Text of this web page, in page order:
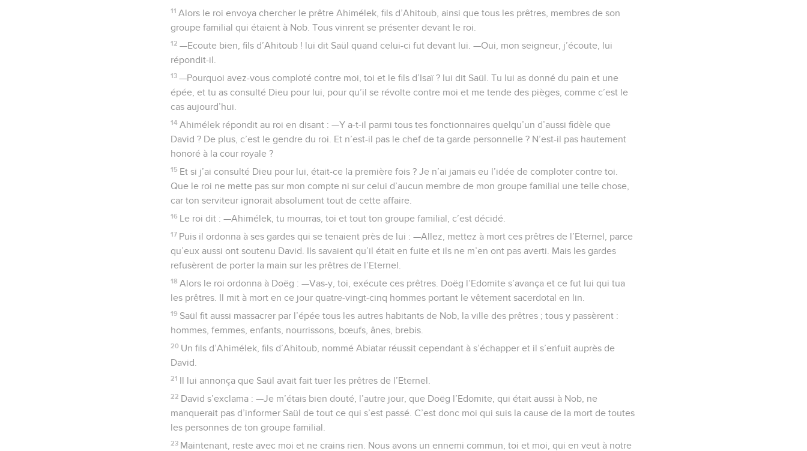
11 Alors le roi envoya chercher le prêtre Ahimélek, fils d’Ahitoub, ainsi que tous les prêtres, membres de son
groupe familial qui étaient à Nob. Tous vinrent se présenter devant le roi.
12 —Ecoute bien, fils d’Ahitoub ! lui dit Saül quand celui-ci fut devant lui. —Oui, mon seigneur, j’écoute, lui
répondit-il.
13 —Pourquoi avez-vous comploté contre moi, toi et le fils d’Isaï ? lui dit Saül. Tu lui as donné du pain et une
épée, et tu as consulté Dieu pour lui, pour qu’il se révolte contre moi et me tende des pièges, comme c’est le
cas aujourd’hui.
14 Ahimélek répondit au roi en disant : —Y a-t-il parmi tous tes fonctionnaires quelqu’un d’aussi fidèle que
David ? De plus, c’est le gendre du roi. Et n’est-il pas le chef de ta garde personnelle ? N’est-il pas hautement
honoré à la cour royale ?
15 Et si j’ai consulté Dieu pour lui, était-ce la première fois ? Je n’ai jamais eu l’idée de comploter contre toi.
Que le roi ne mette pas sur mon compte ni sur celui d’aucun membre de mon groupe familial une telle chose,
car ton serviteur ignorait absolument tout de cette affaire.
16 Le roi dit : —Ahimélek, tu mourras, toi et tout ton groupe familial, c’est décidé.
17 Puis il ordonna à ses gardes qui se tenaient près de lui : —Allez, mettez à mort ces prêtres de l’Eternel, parce
qu’eux aussi ont soutenu David. Ils savaient qu’il était en fuite et ils ne m’en ont pas averti. Mais les gardes
refusèrent de porter la main sur les prêtres de l’Eternel.
18 Alors le roi ordonna à Doëg : —Vas-y, toi, exécute ces prêtres. Doëg l’Edomite s’avança et ce fut lui qui tua
les prêtres. Il mit à mort en ce jour quatre-vingt-cinq hommes portant le vêtement sacerdotal en lin.
19 Saül fit aussi massacrer par l’épée tous les autres habitants de Nob, la ville des prêtres ; tous y passèrent :
hommes, femmes, enfants, nourrissons, bœufs, ânes, brebis.
20 Un fils d’Ahimélek, fils d’Ahitoub, nommé Abiatar réussit cependant à s’échapper et il s’enfuit auprès de
David.
21 Il lui annonça que Saül avait fait tuer les prêtres de l’Eternel.
22 David s’exclama : —Je m’étais bien douté, l’autre jour, que Doëg l’Edomite, qui était aussi à Nob, ne
manquerait pas d’informer Saül de tout ce qui s’est passé. C’est donc moi qui suis la cause de la mort de toutes
les personnes de ton groupe familial.
23 Maintenant, reste avec moi et ne crains rien. Nous avons un ennemi commun, toi et moi, qui en veut à notre